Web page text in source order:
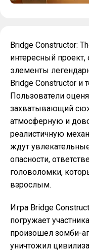
Bridge Constructor:
интересный
элементы
Bridge Constructor и
Пользователи
захватывающий
атмосферную и
реалистичную
ждут
опасности,
головоломки,
взрослым.
Игра Bridge
погружает
произошел зомби-
уничтожил